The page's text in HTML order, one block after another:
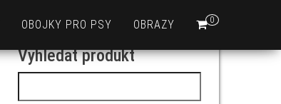
0
OBOJKY PRO PSY OBRAZY
Vyhledat produkt